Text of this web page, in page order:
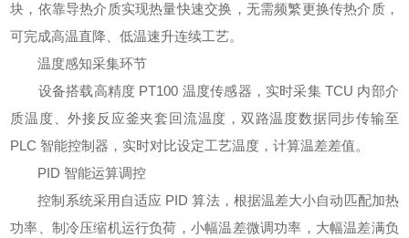
块，依靠导热介质实现热量快速交换，无需频繁更换传热介质，
可完成高温直降、低温速升连续工艺。
温度感知采集环节
设备搭载高精度 PT100 温度传感器，实时采集 TCU 内部介
质温度、外接反应釜夹套回流温度，双路温度数据同步传输至
PLC 智能控制器，实时对比设定工艺温度，计算温差差值。
PID 智能运算调控
控制系统采用自适应 PID 算法，根据温差大小自动匹配加热
功率、制冷压缩机运行负荷，小幅温差微调功率，大幅温差满负